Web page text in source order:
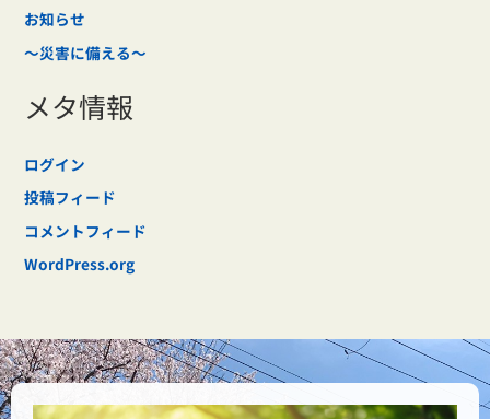
お知らせ
～災害に備える～
メタ情報
ログイン
投稿フィード
コメントフィード
WordPress.org